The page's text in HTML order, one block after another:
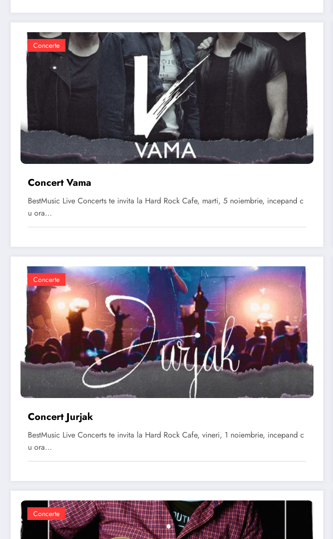
Concerte
Concert Vama
BestMusic Live Concerts te invita la Hard Rock Cafe, marti, 5 noiembrie, incepand c
u ora…
Concerte
Concert Jurjak
BestMusic Live Concerts te invita la Hard Rock Cafe, vineri, 1 noiembrie, incepand c
u ora…
Concerte